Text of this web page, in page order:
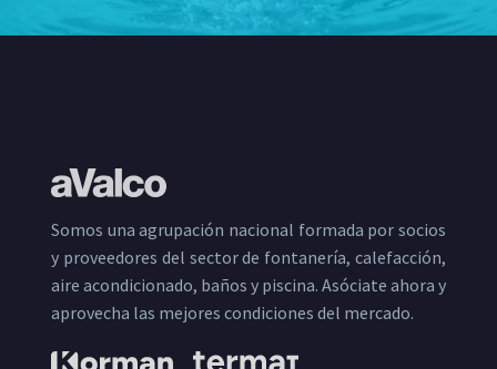
Somos una agrupación nacional formada por socios
y proveedores del sector de fontanería, calefacción,
aire acondicionado, baños y piscina. Asóciate ahora y
aprovecha las mejores condiciones del mercado.